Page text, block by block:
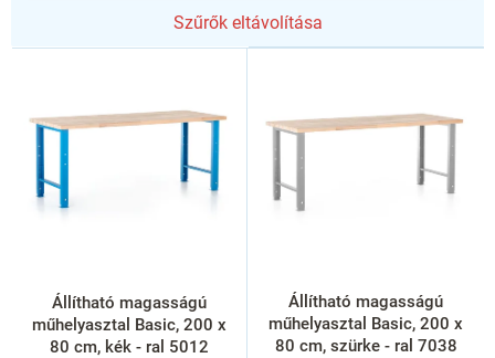
Szűrők eltávolítása
T
Állítható magasságú
műhelyasztal Basic, 200 x
80 cm, kék - ral 5012
Állítható magasságú
műhelyasztal Basic, 200 x
80 cm, szürke - ral 7038